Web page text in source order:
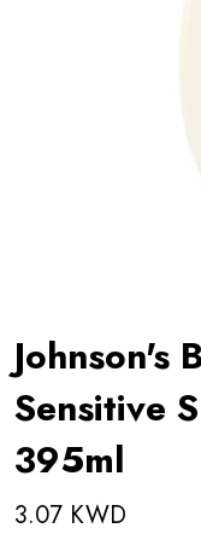
Johnson's
Sensitive
395ml
3.07 KWD